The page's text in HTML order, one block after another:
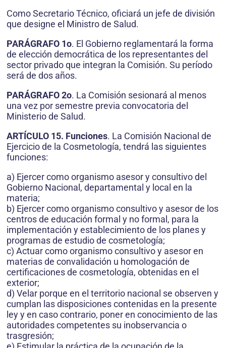
Como Secretario Técnico, oficiará un jefe de división
que designe el Ministro de Salud.
PARÁGRAFO 1o. El Gobierno reglamentará la forma
de elección democrática de los representantes del
sector privado que integran la Comisión. Su período
será de dos años.
PARÁGRAFO 2o. La Comisión sesionará al menos
una vez por semestre previa convocatoria del
Ministerio de Salud.
ARTÍCULO 15. Funciones. La Comisión Nacional de
Ejercicio de la Cosmetología, tendrá las siguientes
funciones:
a) Ejercer como organismo asesor y consultivo del
Gobierno Nacional, departamental y local en la
materia;
b) Ejercer como organismo consultivo y asesor de los
centros de educación formal y no formal, para la
implementación y establecimiento de los planes y
programas de estudio de cosmetología;
c) Actuar como organismo consultivo y asesor en
materias de convalidación u homologación de
certificaciones de cosmetología, obtenidas en el
exterior;
d) Velar porque en el territorio nacional se observen y
cumplan las disposiciones contenidas en la presente
ley y en caso contrario, poner en conocimiento de las
autoridades competentes su inobservancia o
trasgresión;